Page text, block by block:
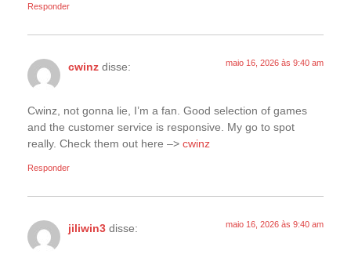
Responder
cwinz disse: maio 16, 2026 às 9:40 am
Cwinz, not gonna lie, I’m a fan. Good selection of games
and the customer service is responsive. My go to spot
really. Check them out here –> cwinz
Responder
jiliwin3 disse: maio 16, 2026 às 9:40 am